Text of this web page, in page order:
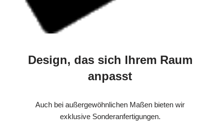
Design, das sich Ihrem Raum
anpasst
Auch bei außergewöhnlichen Maßen bieten wir
exklusive Sonderanfertigungen.